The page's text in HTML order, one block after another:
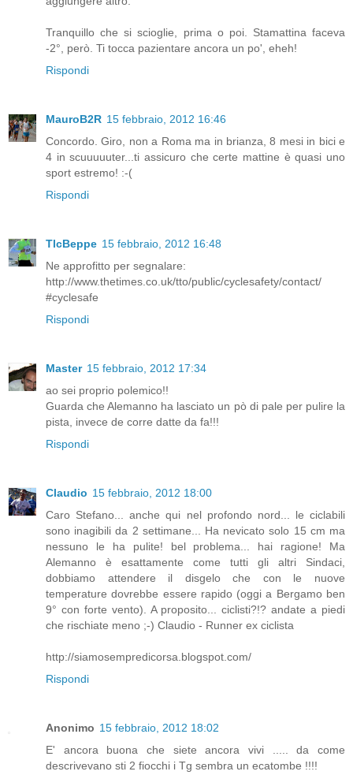
Tranquillo che si scioglie, prima o poi. Stamattina faceva
-2°, però. Ti tocca pazientare ancora un po', eheh!
Rispondi
MauroB2R 15 febbraio, 2012 16:46
Concordo. Giro, non a Roma ma in brianza, 8 mesi in bici e
4 in scuuuuuter...ti assicuro che certe mattine è quasi uno
sport estremo! :-(
Rispondi
TlcBeppe 15 febbraio, 2012 16:48
Ne approfitto per segnalare:
http://www.thetimes.co.uk/tto/public/cyclesafety/contact/
#cyclesafe
Rispondi
Master 15 febbraio, 2012 17:34
ao sei proprio polemico!!
Guarda che Alemanno ha lasciato un pò di pale per pulire la
pista, invece de corre datte da fa!!!
Rispondi
Claudio 15 febbraio, 2012 18:00
Caro Stefano... anche qui nel profondo nord... le ciclabili
sono inagibili da 2 settimane... Ha nevicato solo 15 cm ma
nessuno le ha pulite! bel problema... hai ragione! Ma
Alemanno è esattamente come tutti gli altri Sindaci,
dobbiamo attendere il disgelo che con le nuove
temperature dovrebbe essere rapido (oggi a Bergamo ben
9° con forte vento). A proposito... ciclisti?!? andate a piedi
che rischiate meno ;-) Claudio - Runner ex ciclista
http://siamosempredicorsa.blogspot.com/
Rispondi
Anonimo 15 febbraio, 2012 18:02
E' ancora buona che siete ancora vivi ..... da come
descrivevano sti 2 fiocchi i Tg sembra un ecatombe !!!!